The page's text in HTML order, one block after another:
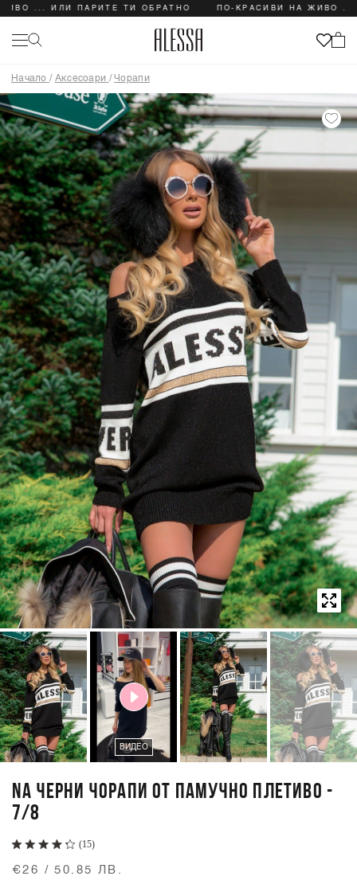
ИЛИ ПАРИТЕ ТИ ОБРАТНО ПО-КРАСИВИ НА ЖИВО ... ИЛИ
Начало / Аксесоари / Чорапи
ВИДЕО
NA ЧЕРНИ ЧОРАПИ ОТ ПАМУЧНО ПЛЕТИВО -
7/8
(15)
€26 / 50.85 ЛВ.